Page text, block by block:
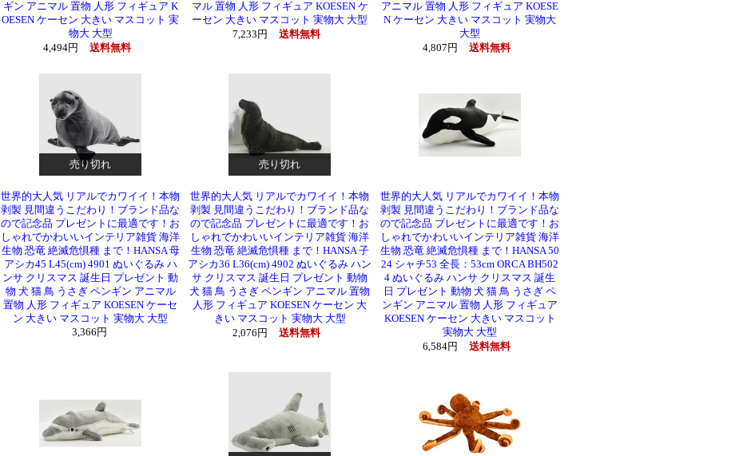
ギン アニマル 置物 人形 フィギュア K
OESEN ケーセン 大きい マスコット 実
物大 大型
4,494円
送料無料
マル 置物 人形 フィギュア KOESEN ケ
ーセン 大きい マスコット 実物大 大型
7,233円
送料無料
アニマル 置物 人形 フィギュア KOESE
N ケーセン 大きい マスコット 実物大
大型
4,807円
送料無料
売り切れ 売り切れ
世界的大人気 リアルでカワイイ！本物
剥製 見間違うこだわり！ブランド品な
ので記念品 プレゼントに最適です！お
しゃれでかわいいインテリア雑貨 海洋
生物 恐竜 絶滅危惧種 まで！HANSA 母
アシカ45 L45(cm) 4901 ぬいぐるみ ハ
ンサ クリスマス 誕生日 プレゼント 動
物 犬 猫 鳥 うさぎ ペンギン アニマル
置物 人形 フィギュア KOESEN ケーセ
ン 大きい マスコット 実物大 大型
3,366円
世界的大人気 リアルでカワイイ！本物
剥製 見間違うこだわり！ブランド品な
ので記念品 プレゼントに最適です！お
しゃれでかわいいインテリア雑貨 海洋
生物 恐竜 絶滅危惧種 まで！HANSA 子
アシカ36 L36(cm) 4902 ぬいぐるみ ハン
サ クリスマス 誕生日 プレゼント 動物
犬 猫 鳥 うさぎ ペンギン アニマル 置物
人形 フィギュア KOESEN ケーセン 大
きい マスコット 実物大 大型
2,076円
送料無料
世界的大人気 リアルでカワイイ！本物
剥製 見間違うこだわり！ブランド品な
ので記念品 プレゼントに最適です！お
しゃれでかわいいインテリア雑貨 海洋
生物 恐竜 絶滅危惧種 まで！HANSA 50
24 シャチ53 全長：53cm ORCA BH502
4 ぬいぐるみ ハンサ クリスマス 誕生
日 プレゼント 動物 犬 猫 鳥 うさぎ ペ
ンギン アニマル 置物 人形 フィギュア
KOESEN ケーセン 大きい マスコット
実物大 大型
6,584円
送料無料